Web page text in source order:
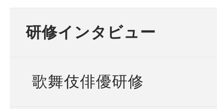
研修インタビュー
歌舞伎俳優研修